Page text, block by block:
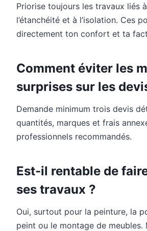
Priorise toujours les travaux liés
l’étanchéité et à l’isolation. Ces
directement ton confort et ta
Comment éviter les
surprises sur les
Demande minimum trois devis
quantités, marques et frais
professionnels recommandés.
Est-il rentable de
ses travaux ?
Oui, surtout pour la peinture, la
peint ou le montage de meubles.